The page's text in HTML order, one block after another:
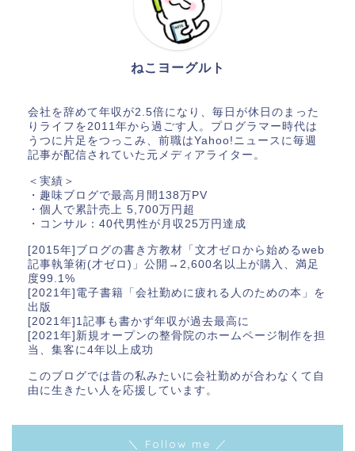
ねこヨーグルト
会社を辞めて年収が2.5倍になり、毎日が休日のまった
りライフを2011年から過ごす人。プログラマー時代は
うつに片足をつっこみ、前職はYahoo!ニュースに毎週
記事が配信されていた元メディアライター。
＜実績＞
・趣味ブログで最高月間138万PV
・個人で累計売上 5,700万円超
・コンサル：40代男性が月収25万円達成
[2015年]ブログの書き方教材「文才ゼロから始めるweb
記事執筆術(才ゼロ)」公開→2,600名以上が購入、満足
度99.1%
[2021年]電子書籍「会社勤めに疲れる人のための本」を
出版
[2021年]1記事も書かず年収が過去最高に
[2021年]新規オープンの整骨院のホームページ制作を担
当、集客に4年以上成功
このブログでは昔の私みたいに会社勤めが合わなくて自
由に生きたい人を応援しています。
＼ Follow me ／